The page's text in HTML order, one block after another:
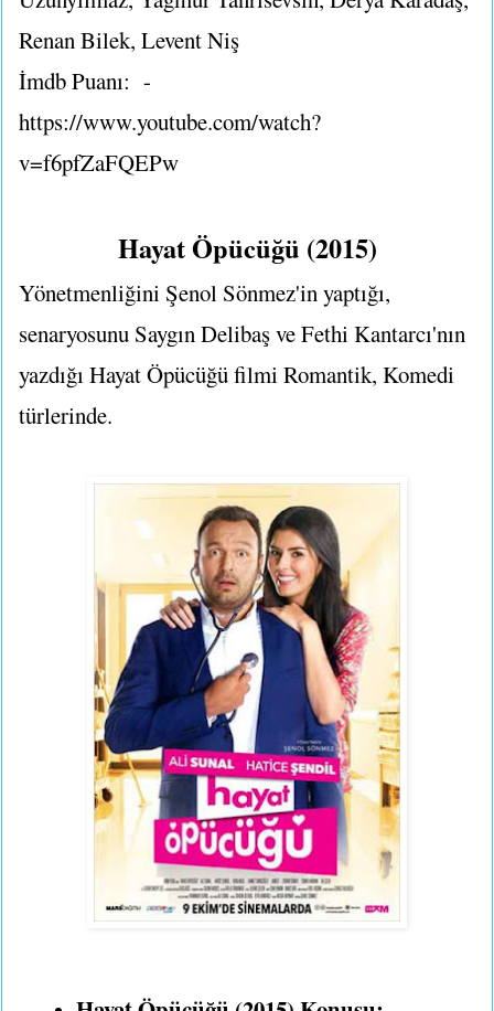
Renan Bilek, Levent Niş
İmdb Puanı: -
https://www.youtube.com/watch?
v=f6pfZaFQEPw
Hayat Öpücüğü (2015)
Yönetmenliğini Şenol Sönmez'in yaptığı,
senaryosunu Saygın Delibaş ve Fethi Kantarcı'nın
yazdığı Hayat Öpücüğü filmi Romantik, Komedi
türlerinde.